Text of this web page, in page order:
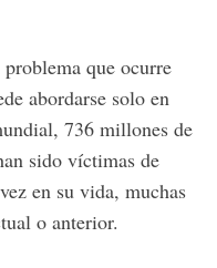
que ocurre
abordarse solo en
736 millones de
sido víctimas de
en su vida, muchas
o anterior.